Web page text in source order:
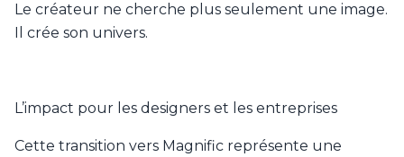
Le créateur ne cherche plus seulement une image.
Il crée son univers.
L’impact pour les designers et les entreprises
Cette transition vers Magnific représente une